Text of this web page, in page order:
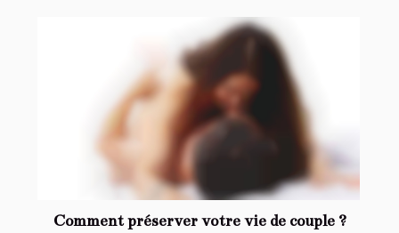
Comment préserver votre vie de couple ?